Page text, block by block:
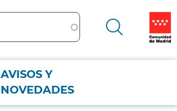
AVISOS Y
NOVEDADES